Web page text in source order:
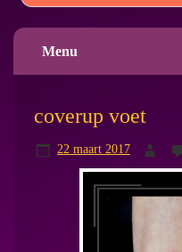
Menu
coverup voet
22 maart 2017